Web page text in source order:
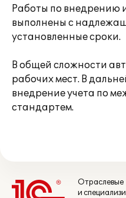
Работы по внедрению
выполнены с
установленные сроки.
В общей сложности
рабочих мест. В
внедрение учета по
стандартем.
Отраслевые
и